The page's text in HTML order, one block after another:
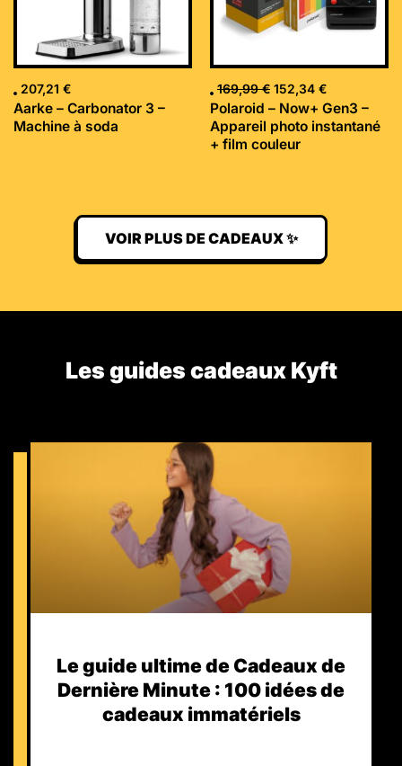
207,21 €
Aarke – Carbonator 3 –
Machine à soda
169,99€ 152,34 €
Polaroid – Now+ Gen3 –
Appareil photo instantané
+ film couleur
VOIR PLUS DE CADEAUX ✨
Les guides cadeaux Kyft​
Le guide ultime de Cadeaux de
Dernière Minute : 100 idées de
cadeaux immatériels